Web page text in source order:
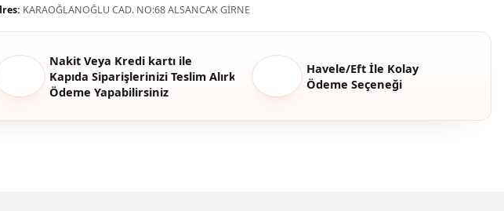
KARAOĞLANOĞLU CAD. NO:68 ALSANCAK GİRNE
Nakit Veya Kredi kartı ile
Kapıda Siparişlerinizi Teslim Alırken
Ödeme Yapabilirsiniz
Havele/Eft İle Kolay
Ödeme Seçeneği